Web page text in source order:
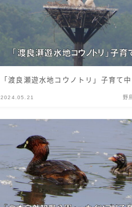
「渡良瀬遊水地コウノトリ」子育て中
2024.05.21 野